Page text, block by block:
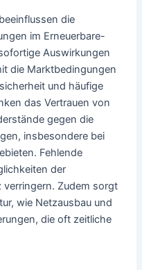
die
im Erneuerbare-
Auswirkungen
die Marktbedingungen
und häufige
das Vertrauen von
gegen die
insbesondere bei
Fehlende
der
verringern. Zudem sorgt
wie Netzausbau und
die oft zeitliche